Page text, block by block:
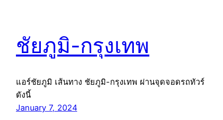
ชัยภูมิ-กรุงเทพ
แอร์ชัยภูมิ เส้นทาง ชัยภูมิ-กรุงเทพ ผ่านจุดจอดรถทัวร์
ดังนี้
January 7, 2024